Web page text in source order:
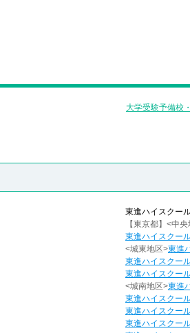
大学受験予備校
東進ハイスクー
【東京都】<中
東進ハイスクー
<城東地区>東進
東進ハイスクー
東進ハイスクー
<城南地区>東進
東進ハイスクー
東進ハイスクー
東進ハイスクー